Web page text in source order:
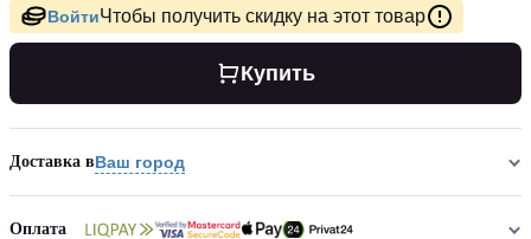
ВойтиЧтобы получить скидку на этот товар
Купить
Доставка вВаш город
Оплата